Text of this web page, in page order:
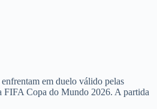
em duelo válido pelas
FIFA Copa do Mundo 2026. A partida